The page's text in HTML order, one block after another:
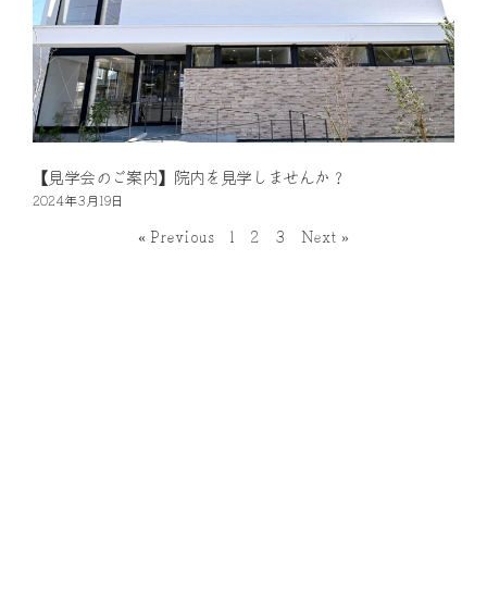
【見学会のご案内】院内を見学しませんか？
2024年3月19日
« Previous 1 2 3 Next »